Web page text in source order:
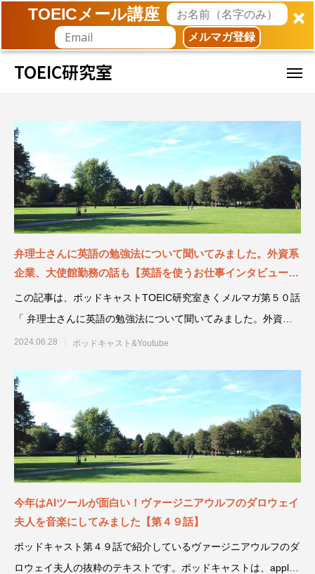
TOEICメール講座
メルマガ登録
TOEIC研究室
弁理士さんに英語の勉強法について聞いてみました。外資系
企業、大使館勤務の話も【英語を使うお仕事インタビュー】
ポッドキャスト第５０話
この記事は、ポッドキャストTOEIC研究室きくメルマガ第５０話
「 弁理士さんに英語の勉強法について聞いてみました。外資系
企業、大使館勤務の話
2024.06.28 ポッドキャスト&Youtube
今年はAIツールが面白い！ヴァージニアウルフのダロウェイ
夫人を音楽にしてみました【第４９話】
ポッドキャスト第４９話で紹介しているヴァージニアウルフのダ
ロウェイ夫人の抜粋のテキストです。ポッドキャストは、apple